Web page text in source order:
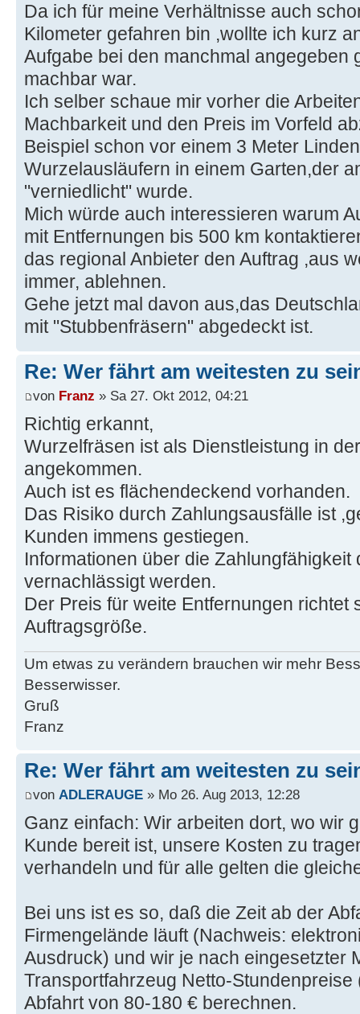
Da ich für meine Verhältnisse auch
Kilometer gefahren bin ,wollte ich kurz
Aufgabe bei den manchmal angegeben
machbar war.
Ich selber schaue mir vorher die
Machbarkeit und den Preis im Vorfeld
Beispiel schon vor einem 3 Meter
Wurzelausläufern in einem Garten,der
"verniedlicht" wurde.
Mich würde auch interessieren warum
mit Entfernungen bis 500 km
das regional Anbieter den Auftrag ,aus
immer, ablehnen.
Gehe jetzt mal davon aus,das
mit "Stubbenfräsern" abgedeckt ist.
Re: Wer fährt am weitesten zu
von Franz » Sa 27. Okt 2012, 04:21
Richtig erkannt,
Wurzelfräsen ist als Dienstleistung in
angekommen.
Auch ist es flächendeckend vorhanden.
Das Risiko durch Zahlungsausfälle ist
Kunden immens gestiegen.
Informationen über die Zahlungfähigkeit
vernachlässigt werden.
Der Preis für weite Entfernungen richtet
Auftragsgröße.
Um etwas zu verändern brauchen wir mehr
Besserwisser.
Gruß
Franz
Re: Wer fährt am weitesten zu
von ADLERAUGE » Mo 26. Aug 2013, 12:28
Ganz einfach: Wir arbeiten dort, wo wir
Kunde bereit ist, unsere Kosten zu
verhandeln und für alle gelten die
Bei uns ist es so, daß die Zeit ab der
Firmengelände läuft (Nachweis:
Ausdruck) und wir je nach eingesetzter
Transportfahrzeug Netto-Stundenpreise
Abfahrt von 80-180 € berechnen.